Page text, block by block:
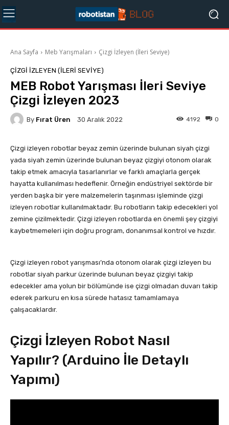
Ana Sayfa Meb Yarışmaları Çizgi İzleyen (İleri Seviye)
ÇIZGI İZLEYEN (İLERI SEVIYE)
MEB Robot Yarışması İleri Seviye
Çizgi İzleyen 2023
By Fırat Üren 30 Aralık 2022 0
4192
Çizgi izleyen robotlar beyaz zemin üzerinde bulunan siyah çizgi
yada siyah zemin üzerinde bulunan beyaz çizgiyi otonom olarak
takip etmek amacıyla tasarlanırlar ve farklı amaçlarla gerçek
hayatta kullanılması hedeflenir. Örneğin endüstriyel sektörde bir
yerden başka bir yere malzemelerin taşınması işleminde çizgi
izleyen robotlar kullanılmaktadır. Bu robotların takip edecekleri yol
zemine çizilmektedir. Çizgi izleyen robotlarda en önemli şey çizgiyi
kaybetmemeleri için doğru program, donanımsal kontrol ve hızdır.
Çizgi izleyen robot yarışması’nda otonom olarak çizgi izleyen bu
robotlar siyah parkur üzerinde bulunan beyaz çizgiyi takip
edecekler ama yolun bir bölümünde ise çizgi olmadan duvarı takip
ederek parkuru en kısa sürede hatasız tamamlamaya
çalışacaklardır.
Çizgi İzleyen Robot Nasıl
Yapılır? (Arduino İle Detaylı
Yapımı)